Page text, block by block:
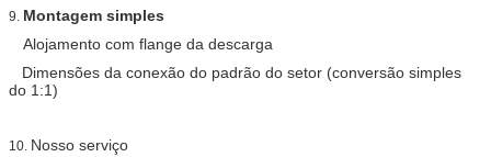
9. Montagem simples
Alojamento com flange da descarga
Dimensões da conexão do padrão do setor (conversão simples
do 1:1)
10. Nosso serviço